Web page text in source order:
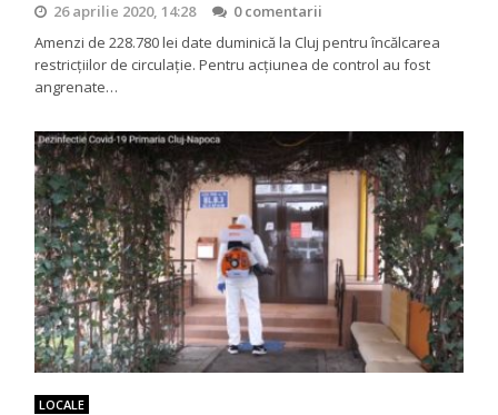
26 aprilie 2020, 14:28
0 comentarii
Amenzi de 228.780 lei date duminică la Cluj pentru încălcarea
restricțiilor de circulație. Pentru acțiunea de control au fost
angrenate…
LOCALE